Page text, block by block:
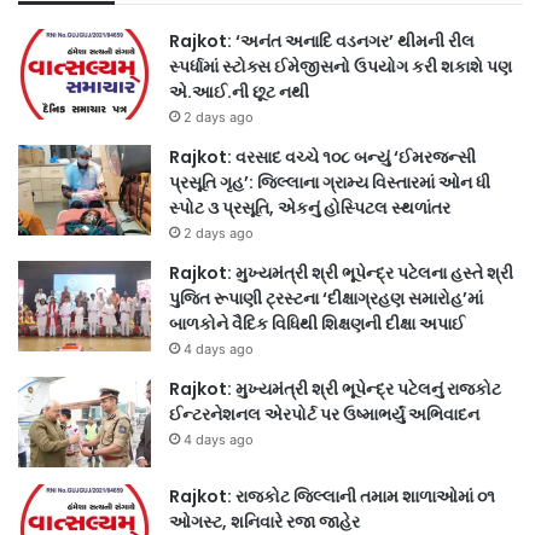
Rajkot: ‘અનંત અનાદિ વડનગર’ થીમની રીલ
સ્પર્ધામાં સ્ટોક્સ ઈમેજીસનો ઉપયોગ કરી શકાશે પણ
એ.આઈ.ની છૂટ નથી
2 days ago
Rajkot: વરસાદ વચ્ચે ૧૦૮ બન્યું ‘ઈમરજન્સી
પ્રસૂતિ ગૃહ’: જિલ્લાના ગ્રામ્ય વિસ્તારમાં ઓન ધી
સ્પોટ ૩ પ્રસૂતિ, એકનું હોસ્પિટલ સ્થળાંતર
2 days ago
Rajkot: મુખ્યમંત્રી શ્રી ભૂપેન્દ્ર પટેલના હસ્તે શ્રી
પુજિત રૂપાણી ટ્રસ્ટના ‘દીક્ષાગ્રહણ સમારોહ’માં
બાળકોને વૈદિક વિધિથી શિક્ષણની દીક્ષા અપાઈ
4 days ago
Rajkot: મુખ્યમંત્રી શ્રી ભૂપેન્દ્ર પટેલનું રાજકોટ
ઈન્ટરનેશનલ એરપોર્ટ પર ઉષ્માભર્યું અભિવાદન
4 days ago
Rajkot: રાજકોટ જિલ્લાની તમામ શાળાઓમાં ૦૧
ઓગસ્ટ, શનિવારે રજા જાહેર